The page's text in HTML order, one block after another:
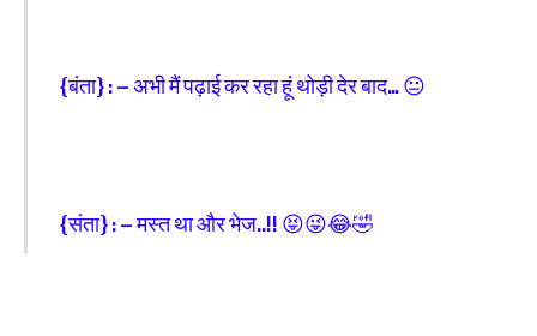
{बंता} : – अभी मैं पढ़ाई कर रहा हूं‌ थोड़ी देर बाद… 😐
{संता} : – मस्त था और भेज..!! 😝😜😂🤣